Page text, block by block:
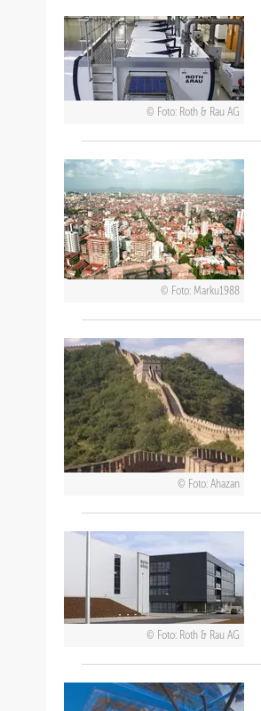
Foto: Roth & Rau AG
Foto: Marku1988
Foto: Ahazan
Foto: Roth & Rau AG